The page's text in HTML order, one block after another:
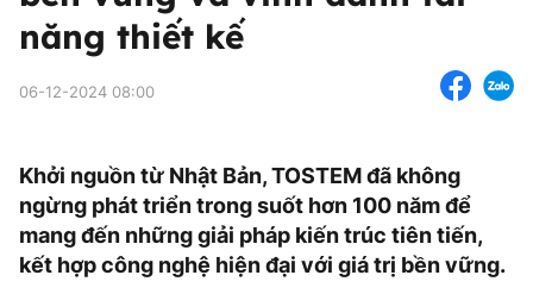
năng thiết kế
06-12-2024 08:00
Khởi nguồn từ Nhật Bản, TOSTEM đã không
ngừng phát triển trong suốt hơn 100 năm để
mang đến những giải pháp kiến trúc tiên tiến,
kết hợp công nghệ hiện đại với giá trị bền vững.